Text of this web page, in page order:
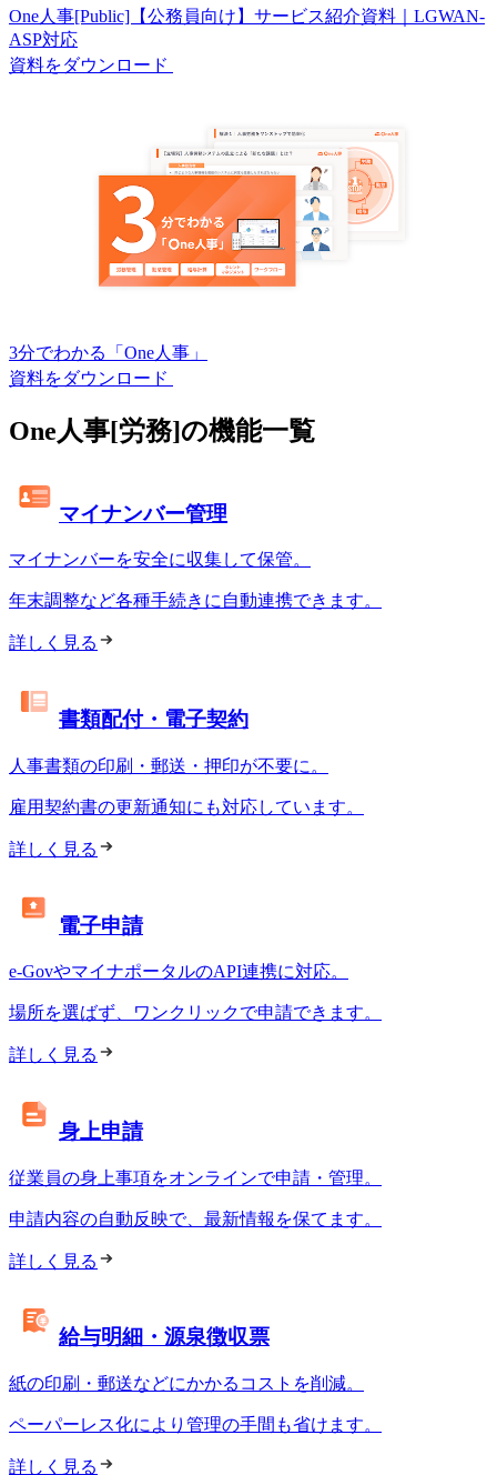
One人事[Public]【公務員向け】サービス紹介資料｜LGWAN-
ASP対応
資料をダウンロード
3分でわかる「One人事」
資料をダウンロード
One人事[労務]の機能一覧
マイナンバー管理
マイナンバーを安全に収集して保管。
年末調整など各種手続きに自動連携できます。
詳しく見る
書類配付・電子契約
人事書類の印刷・郵送・押印が不要に。
雇用契約書の更新通知にも対応しています。
詳しく見る
電子申請
e-GovやマイナポータルのAPI連携に対応。
場所を選ばず、ワンクリックで申請できます。
詳しく見る
身上申請
従業員の身上事項をオンラインで申請・管理。
申請内容の自動反映で、最新情報を保てます。
詳しく見る
給与明細・源泉徴収票
紙の印刷・郵送などにかかるコストを削減。
ペーパーレス化により管理の手間も省けます。
詳しく見る